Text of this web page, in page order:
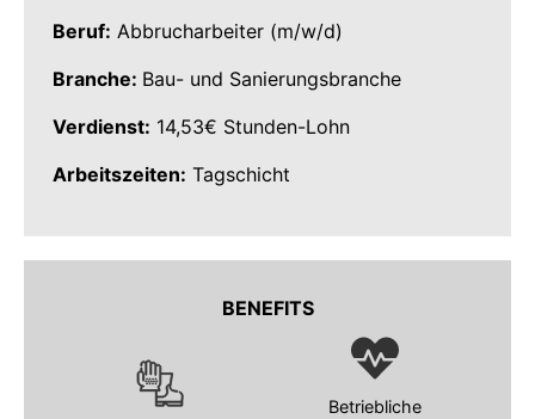
Beruf: Abbrucharbeiter (m/w/d)
Branche: Bau- und Sanierungsbranche
Verdienst: 14,53€ Stunden-Lohn
Arbeitszeiten: Tagschicht
BENEFITS
Betriebliche